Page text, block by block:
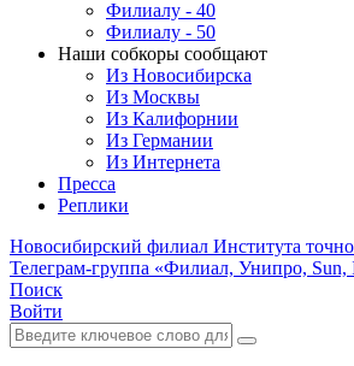
Филиалу - 40
Филиалу - 50
Наши собкоры сообщают
Из Новосибирска
Из Москвы
Из Калифорнии
Из Германии
Из Интернета
Пресса
Реплики
Новосибирский филиал Института
Телеграм-группа «Филиал, Унипро, Sun,
Поиск
Войти